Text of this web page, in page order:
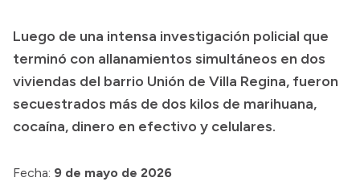
Presupuesto
Boletín Oficial
Compras y licitaciones
Consulta de expedientes
Convocatorias
Luego de una intensa investigación policial que
terminó con allanamientos simultáneos en dos
viviendas del barrio Unión de Villa Regina, fueron
secuestrados más de dos kilos de marihuana,
cocaína, dinero en efectivo y celulares.
Fecha: 9 de mayo de 2026